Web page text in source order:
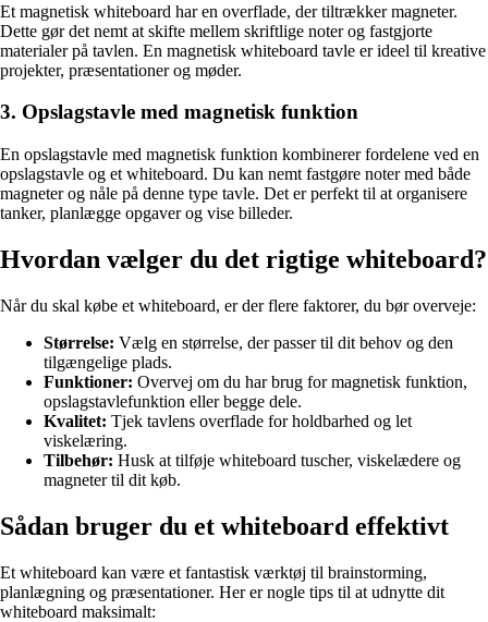
Et magnetisk whiteboard har en overflade, der tiltrækker magneter.
Dette gør det nemt at skifte mellem skriftlige noter og fastgjorte
materialer på tavlen. En magnetisk whiteboard tavle er ideel til kreative
projekter, præsentationer og møder.
3. Opslagstavle med magnetisk funktion
En opslagstavle med magnetisk funktion kombinerer fordelene ved en
opslagstavle og et whiteboard. Du kan nemt fastgøre noter med både
magneter og nåle på denne type tavle. Det er perfekt til at organisere
tanker, planlægge opgaver og vise billeder.
Hvordan vælger du det rigtige whiteboard?
Når du skal købe et whiteboard, er der flere faktorer, du bør overveje:
Størrelse: Vælg en størrelse, der passer til dit behov og den
tilgængelige plads.
Funktioner: Overvej om du har brug for magnetisk funktion,
opslagstavlefunktion eller begge dele.
Kvalitet: Tjek tavlens overflade for holdbarhed og let
viskelæring.
Tilbehør: Husk at tilføje whiteboard tuscher, viskelædere og
magneter til dit køb.
Sådan bruger du et whiteboard effektivt
Et whiteboard kan være et fantastisk værktøj til brainstorming,
planlægning og præsentationer. Her er nogle tips til at udnytte dit
whiteboard maksimalt: